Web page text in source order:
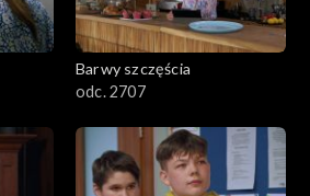
Barwy szczęścia
odc. 2707